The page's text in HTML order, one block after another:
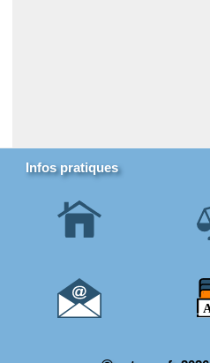
Infos pratiques